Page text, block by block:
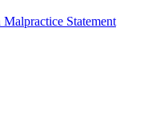
Statement